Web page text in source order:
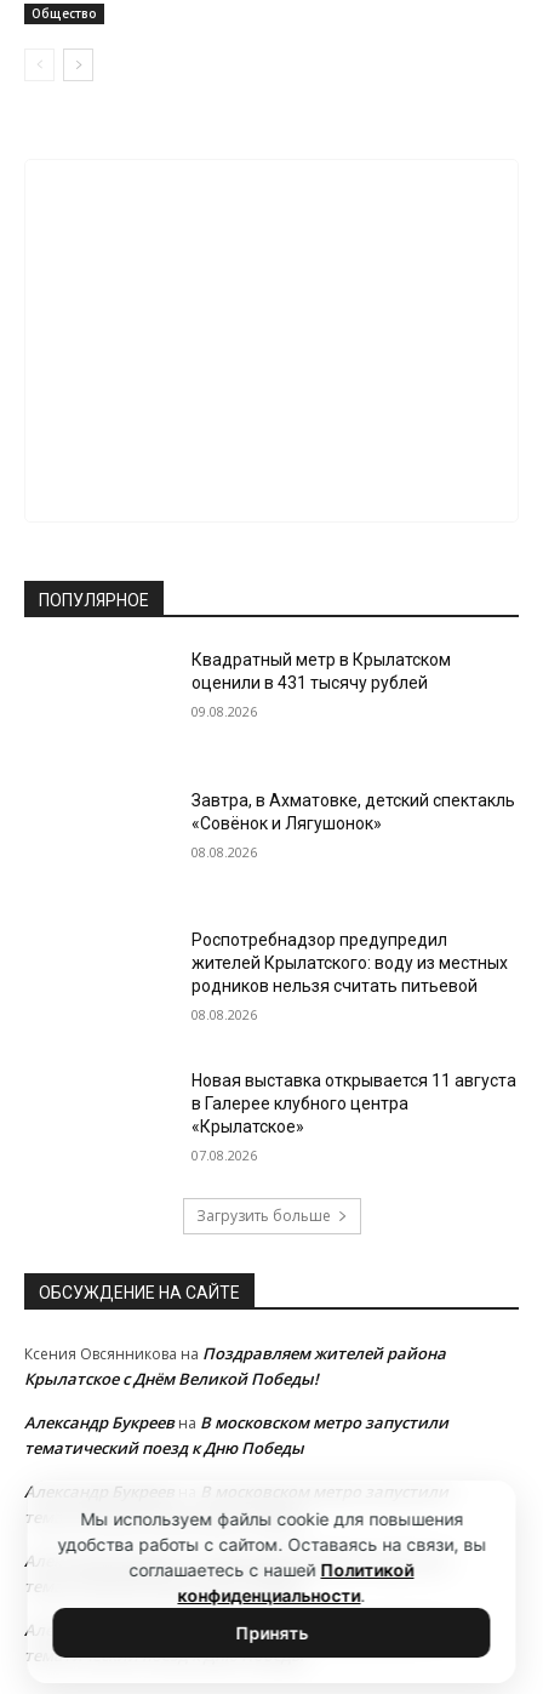
Общество
ПОПУЛЯРНОЕ
Квадратный метр в Крылатском
оценили в 431 тысячу рублей
09.08.2026
Завтра, в Ахматовке, детский спектакль
«Совёнок и Лягушонок»
08.08.2026
Роспотребнадзор предупредил
жителей Крылатского: воду из местных
родников нельзя считать питьевой
08.08.2026
Новая выставка открывается 11 августа
в Галерее клубного центра
«Крылатское»
07.08.2026
Загрузить больше
ОБСУЖДЕНИЕ НА САЙТЕ
Ксения Овсянникова на Поздравляем жителей района
Крылатское с Днём Великой Победы!
Александр Букреевна В московском метро запустили
тематический поезд к Дню Победы
Александр Букреев
В московском метро запустили
тематический поезд к Дню Победы
Александр Букреев
В московском метро запустили
тематический поезд к Дню Победы
Александр Букреев
В московском метро запустили
тематический поезд к Дню Победы
Мы используем файлы cookie для повышения
удобства работы с сайтом. Оставаясь на связи, вы
соглашаетесь с нашей Политикой
конфиденциальности.
Принять